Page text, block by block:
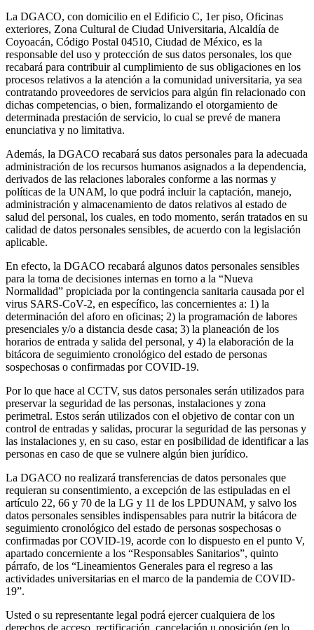
La DGACO, con domicilio en el Edificio C, 1er piso, Oficinas
exteriores, Zona Cultural de Ciudad Universitaria, Alcaldía de
Coyoacán, Código Postal 04510, Ciudad de México, es la
responsable del uso y protección de sus datos personales, los que
recabará para contribuir al cumplimiento de sus obligaciones en los
procesos relativos a la atención a la comunidad universitaria, ya sea
contratando proveedores de servicios para algún fin relacionado con
dichas competencias, o bien, formalizando el otorgamiento de
determinada prestación de servicio, lo cual se prevé de manera
enunciativa y no limitativa.
Además, la DGACO recabará sus datos personales para la adecuada
administración de los recursos humanos asignados a la dependencia,
derivados de las relaciones laborales conforme a las normas y
políticas de la UNAM, lo que podrá incluir la captación, manejo,
administración y almacenamiento de datos relativos al estado de
salud del personal, los cuales, en todo momento, serán tratados en su
calidad de datos personales sensibles, de acuerdo con la legislación
aplicable.
En efecto, la DGACO recabará algunos datos personales sensibles
para la toma de decisiones internas en torno a la “Nueva
Normalidad” propiciada por la contingencia sanitaria causada por el
virus SARS-CoV-2, en específico, las concernientes a: 1) la
determinación del aforo en oficinas; 2) la programación de labores
presenciales y/o a distancia desde casa; 3) la planeación de los
horarios de entrada y salida del personal, y 4) la elaboración de la
bitácora de seguimiento cronológico del estado de personas
sospechosas o confirmadas por COVID-19.
Por lo que hace al CCTV, sus datos personales serán utilizados para
preservar la seguridad de las personas, instalaciones y zona
perimetral. Estos serán utilizados con el objetivo de contar con un
control de entradas y salidas, procurar la seguridad de las personas y
las instalaciones y, en su caso, estar en posibilidad de identificar a las
personas en caso de que se vulnere algún bien jurídico.
La DGACO no realizará transferencias de datos personales que
requieran su consentimiento, a excepción de las estipuladas en el
artículo 22, 66 y 70 de la LG y 11 de los LPDUNAM, y salvo los
datos personales sensibles indispensables para nutrir la bitácora de
seguimiento cronológico del estado de personas sospechosas o
confirmadas por COVID-19, acorde con lo dispuesto en el punto V,
apartado concerniente a los “Responsables Sanitarios”, quinto
párrafo, de los “Lineamientos Generales para el regreso a las
actividades universitarias en el marco de la pandemia de COVID-
19”.
Usted o su representante legal podrá ejercer cualquiera de los